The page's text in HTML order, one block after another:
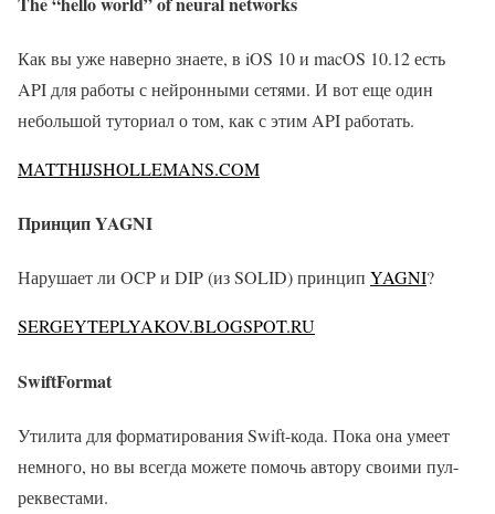
Как вы уже наверно знаете, в iOS 10 и macOS 10.12 есть
API для работы с нейронными сетями. И вот еще один
небольшой туториал о том, как с этим API работать.
MATTHIJSHOLLEMANS.COM
Принцип YAGNI
Нарушает ли OCP и DIP (из SOLID) принцип YAGNI?
SERGEYTEPLYAKOV.BLOGSPOT.RU
SwiftFormat
Утилита для форматирования Swift-кода. Пока она умеет
немного, но вы всегда можете помочь автору своими пул-
реквестами.